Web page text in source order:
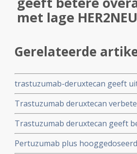
met lage
Gerelateerde
trastuzumab-deruxtecan geeft
trastuzumab en pertuzumab
hersenuitzaaiingen
Trastuzumab deruxtecan
chemotherapie na een of meer
met HR-positieve, HER2 lage
Trastuzumab deruxtecan geeft
arts bij patienten met HER2-
Pertuzumab plus